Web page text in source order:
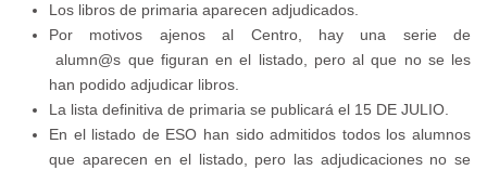
Los libros de primaria aparecen adjudicados.
Por motivos ajenos al Centro, hay una serie de
alumn@s que figuran en el listado, pero al que no se les
han podido adjudicar libros.
La lista definitiva de primaria se publicará el 15 DE JULIO.
En el listado de ESO han sido admitidos todos los alumnos
que aparecen en el listado, pero las adjudicaciones no se